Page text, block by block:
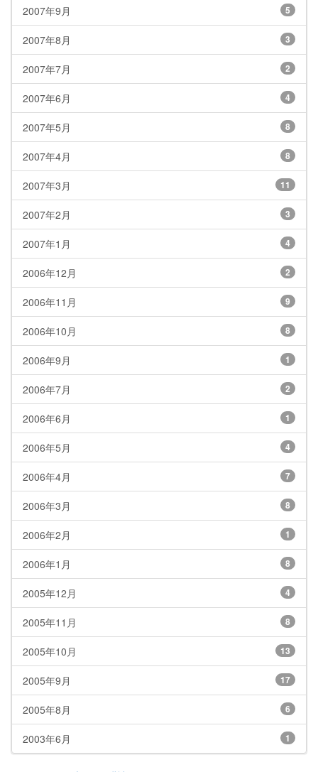
2007年9月 5
2007年8月 3
2007年7月 2
2007年6月 4
2007年5月 8
2007年4月 8
2007年3月 11
2007年2月 3
2007年1月 4
2006年12月 2
2006年11月 9
2006年10月 8
2006年9月 1
2006年7月 2
2006年6月 1
2006年5月 4
2006年4月 7
2006年3月 8
2006年2月 1
2006年1月 8
2005年12月 4
2005年11月 8
2005年10月 13
2005年9月 17
2005年8月 6
2003年6月 1